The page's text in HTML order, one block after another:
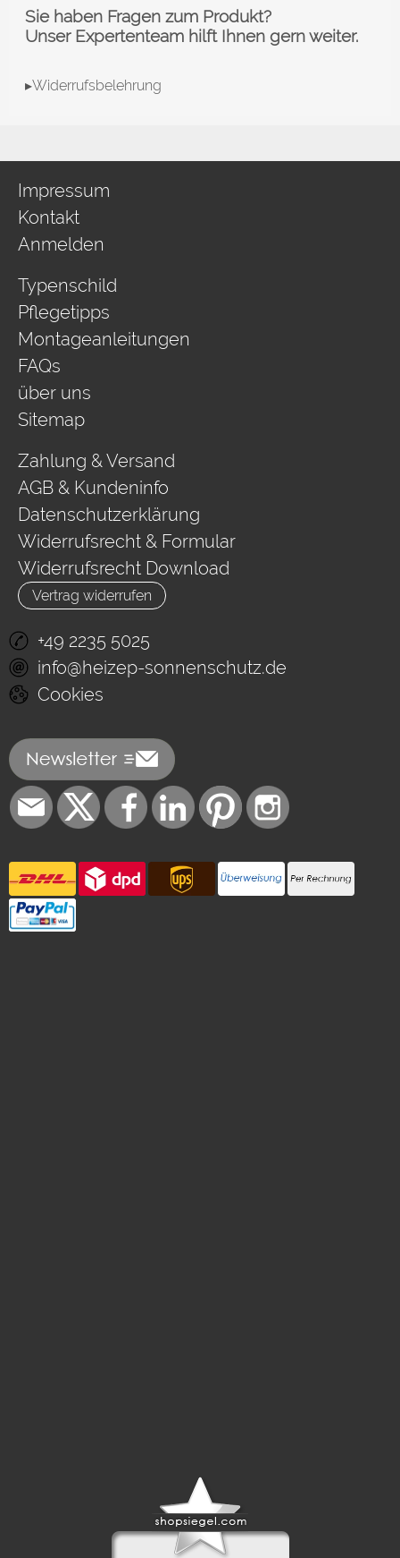
Sie haben Fragen zum Produkt?
Unser Expertenteam hilft Ihnen gern weiter.
▸Widerrufsbelehrung
Impressum
Kontakt
Anmelden
Typenschild
Pflegetipps
Montageanleitungen
FAQs
über uns
Sitemap
Zahlung & Versand
AGB & Kundeninfo
Datenschutzerklärung
Widerrufsrecht & Formular
Widerrufsrecht Download
Vertrag widerrufen
+49 2235 5025
info@heizep-sonnenschutz.de
Cookies